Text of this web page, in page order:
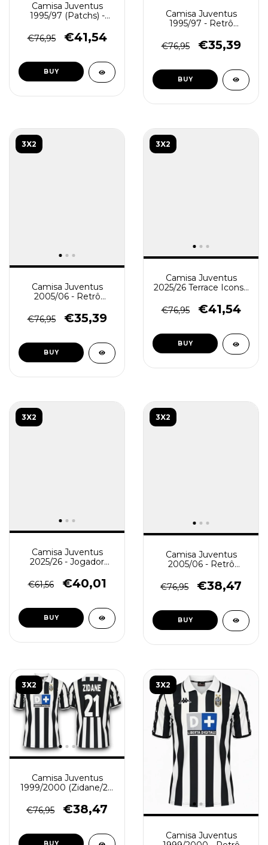
Camisa Juventus
1995/97 (Patchs) -
Branca Preta
€76,95 €41,54
BUY
Camisa Juventus
1995/97 - Retrô
Preta
€76,95 €35,39
BUY
3X2
Camisa Juventus
2005/06 - Retrô
€76,95
€35,39
BUY
3X2
Camisa Juventus
2025/26 Terrace Icons -
Preta Azul
€76,95 €41,54
BUY
3X2
Camisa Juventus
2025/26 - Jogador
€61,56
€40,01
BUY
3X2
Camisa Juventus
2005/06 - Retrô
€76,95
€38,47
BUY
3X2
Camisa Juventus
1999/2000 (Zidane/21)
Branca Preta
€76,95 €38,47
3X2
Camisa Juventus